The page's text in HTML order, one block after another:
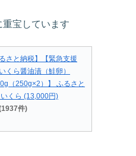
宝しています
るさと納税】【緊急支援
くら醤油漬（鮭卵）
（250g×2）】 ふるさと
くら (13,000円)
件)